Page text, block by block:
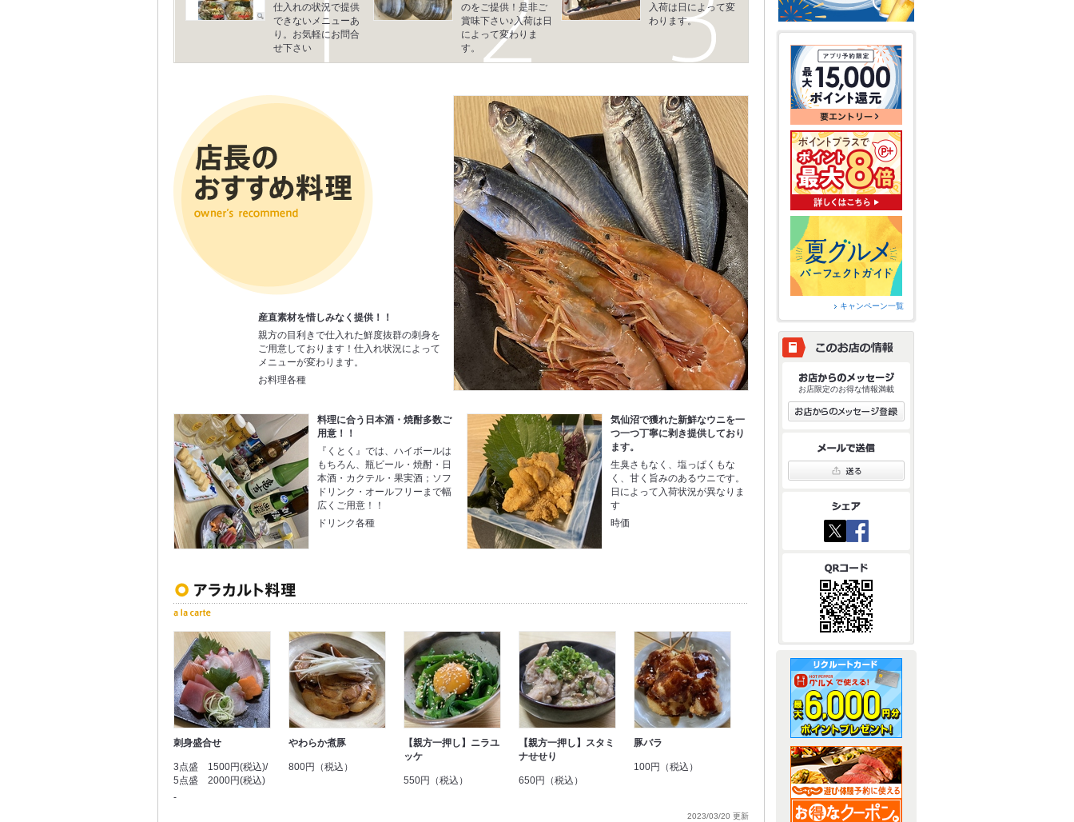
仕入れの状況で提供
できないメニューあ
り。お気軽にお問合
せ下さい
のをご提供！是非ご
賞味下さい♪入荷は日
によって変わりま
す。
入荷は日によって変
わります。
産直素材を惜しみなく提供！！
親方の目利きで仕入れた鮮度抜群の刺身を
ご用意しております！仕入れ状況によって
メニューが変わります。
お料理各種
料理に合う日本酒・焼酎多数ご
用意！！
『くとく』では、ハイボールは
もちろん、瓶ビール・焼酎・日
本酒・カクテル・果実酒；ソフ
ドリンク・オールフリーまで幅
広くご用意！！
ドリンク各種
気仙沼で獲れた新鮮なウニを一
つ一つ丁寧に剥き提供しており
ます。
生臭さもなく、塩っぱくもな
く、甘く旨みのあるウニです。
日によって入荷状況が異なりま
す
時価
刺身盛合せ
3点盛 1500円(税込)/
5点盛 2000円(税込)
‐
やわらか煮豚
800円（税込）
【親方一押し】ニラユ
ッケ
550円（税込）
【親方一押し】スタミ
ナせせり
650円（税込）
豚バラ
100円（税込）
2023/03/20 更新
キャンペーン一覧
お店限定のお得な情報満載